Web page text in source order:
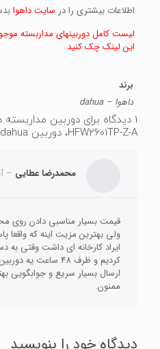
اطلاعات بیشتری را در سایت داهوا
لیست کامل دوربینهای مداربسته
این لینک چک کنید.
برند
داهوا – dahua
1 دیدگاه برای
HFW2601TP-Z-A، دوربین dahua
محمدرضا عطایی –
قیمت بسیار مناسبی دادن روی
ولی بهترین مزیت اینه که واقعا
ایراد کارخانه ای داشت وقتی
کردیم و ظرف 48 ساعت یه دوربین جدید برامون ارسال شد.
ارسال بسیار سریع و جوابگویی
ممنون.